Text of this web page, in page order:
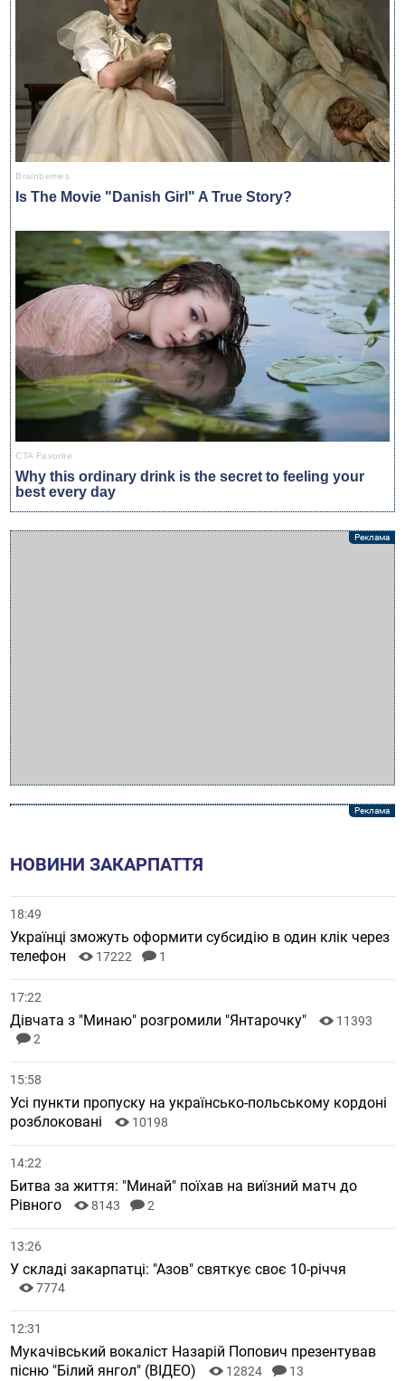
НОВИНИ ЗАКАРПАТТЯ
18:49
Українці зможуть оформити субсидію в один клік через
телефон
17222 1
17:22
Дівчата з "Минаю" розгромили "Янтарочку"
11393
2
15:58
Усі пункти пропуску на українсько-польському кордоні
розблоковані
10198
14:22
Битва за життя: "Минай" поїхав на виїзний матч до
Рівного
8143 2
13:26
У складі закарпатці: "Азов" святкує своє 10-річчя
7774
12:31
Мукачівський вокаліст Назарій Попович презентував
пісню "Білий янгол" (ВІДЕО)
12824 13